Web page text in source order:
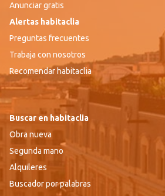
Anunciar gratis
Alertas habitaclia
Preguntas frecuentes
Trabaja con nosotros
Recomendar habitaclia
Buscar en habitaclia
Obra nueva
Segunda mano
Alquileres
Buscador por palabras